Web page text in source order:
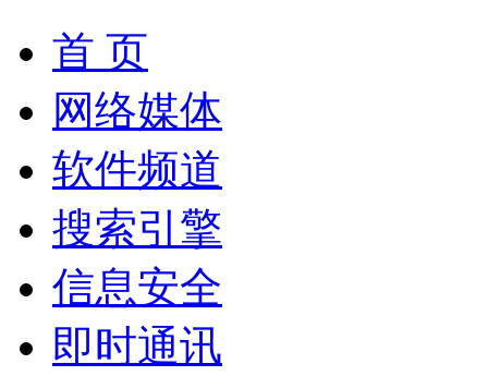
首 页
网络媒体
软件频道
搜索引擎
信息安全
即时通讯